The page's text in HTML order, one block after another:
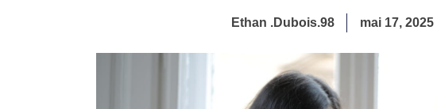
Ethan .Dubois.98 mai 17, 2025